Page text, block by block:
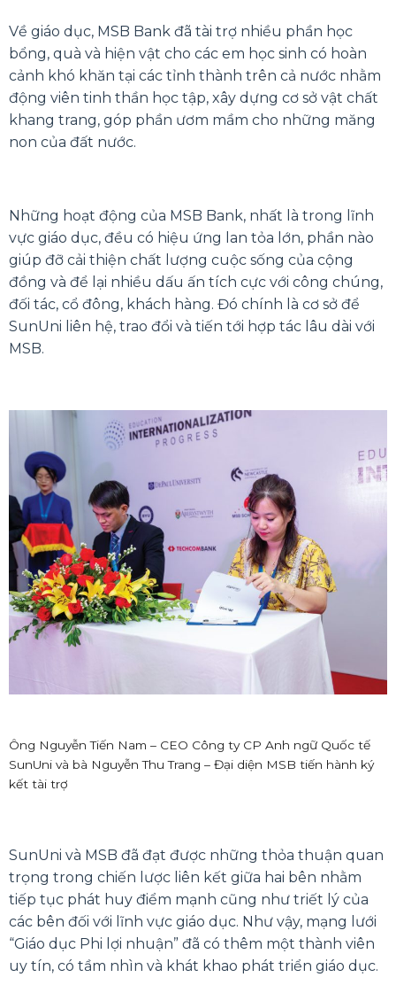
Về giáo dục, MSB Bank đã tài trợ nhiều phần học
bổng, quà và hiện vật cho các em học sinh có hoàn
cảnh khó khăn tại các tỉnh thành trên cả nước nhằm
động viên tinh thần học tập, xây dựng cơ sở vật chất
khang trang, góp phần ươm mầm cho những măng
non của đất nước.
Những hoạt động của MSB Bank, nhất là trong lĩnh
vực giáo dục, đều có hiệu ứng lan tỏa lớn, phần nào
giúp đỡ cải thiện chất lượng cuộc sống của cộng
đồng và để lại nhiều dấu ấn tích cực với công chúng,
đối tác, cổ đông, khách hàng. Đó chính là cơ sở để
SunUni liên hệ, trao đổi và tiến tới hợp tác lâu dài với
MSB.
Ông Nguyễn Tiến Nam – CEO Công ty CP Anh ngữ Quốc tế
SunUni và bà Nguyễn Thu Trang – Đại diện MSB tiến hành ký
kết tài trợ
SunUni và MSB đã đạt được những thỏa thuận quan
trọng trong chiến lược liên kết giữa hai bên nhằm
tiếp tục phát huy điểm mạnh cũng như triết lý của
các bên đối với lĩnh vực giáo dục. Như vậy, mạng lưới
“Giáo dục Phi lợi nhuận” đã có thêm một thành viên
uy tín, có tầm nhìn và khát khao phát triển giáo dục.